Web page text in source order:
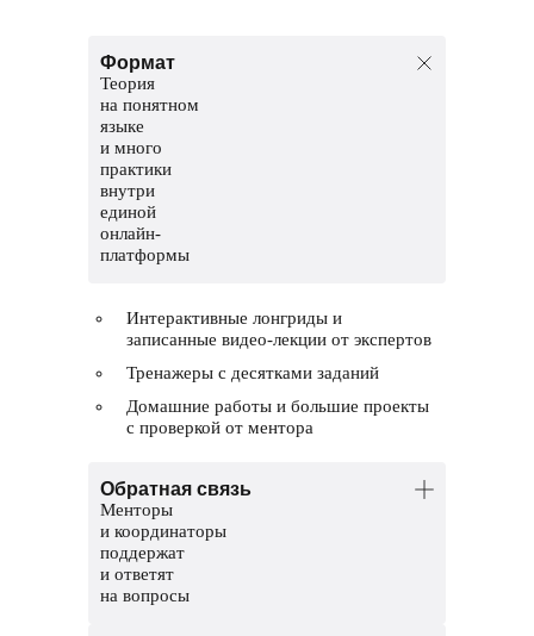
Формат
Теория
на понятном
языке
и много
практики
внутри
единой
онлайн-
платформы
Интерактивные лонгриды и
записанные видео-лекции от экспертов
Тренажеры с десятками заданий
Домашние работы и большие проекты
с проверкой от ментора
Обратная связь
Менторы
и координаторы
поддержат
и ответят
на вопросы